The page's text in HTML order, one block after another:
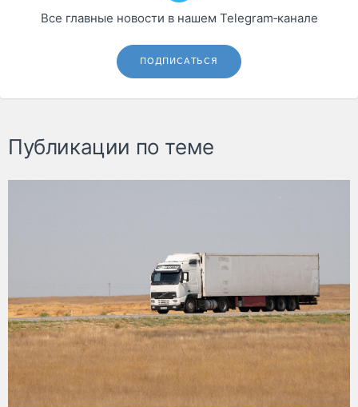
Все главные новости в нашем Telegram‑канале
ПОДПИСАТЬСЯ
Публикации по теме